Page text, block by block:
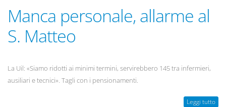
Manca personale, allarme al
S. Matteo
La Uil: «Siamo ridotti ai minimi termini, servirebbero 145 tra infermieri,
ausiliari e tecnici». Tagli con i pensionamenti.
Leggi tutto